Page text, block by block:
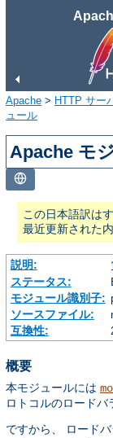
Apache > HTTP サー
ュール
Apache モ
この日本語訳は
最近更新された
説明:
ステータス:
モジュール識別子:
ソースファイル:
互換性:
概要
本モジュールには
ロトコルのロードバ
ですから、 ロード